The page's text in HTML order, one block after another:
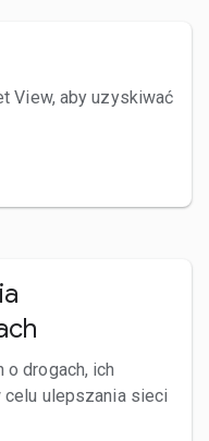
View, aby uzyskiwać
drogach, ich
ulepszania sieci